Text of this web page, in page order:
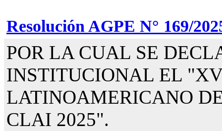
Resolución AGPE N° 169/
POR LA CUAL SE
INSTITUCIONAL EL
LATINOAMERICANO
CLAI 2025".